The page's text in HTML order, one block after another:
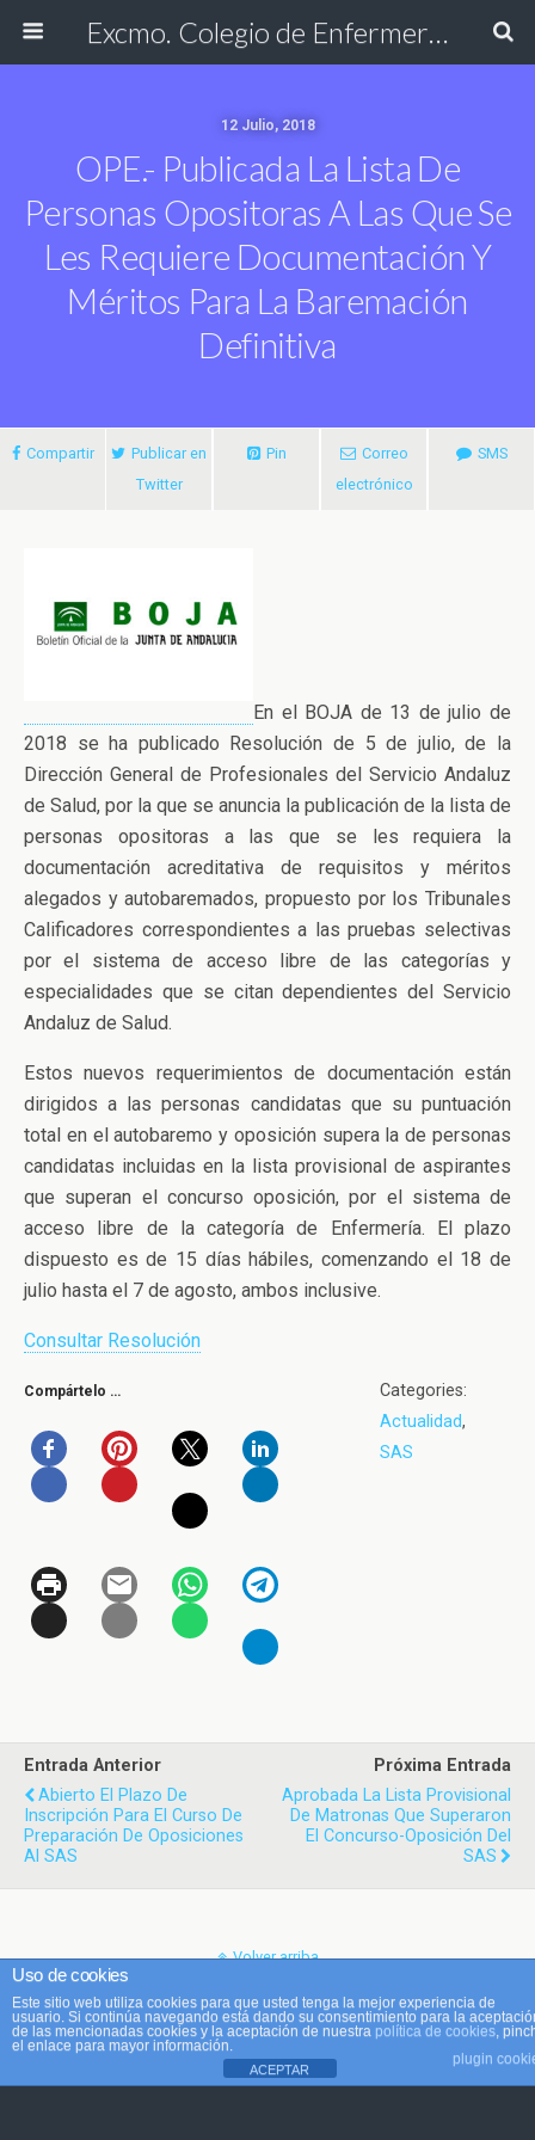
Excmo. Colegio de Enfermería de Cádiz
12 Julio, 2018
OPE.- Publicada La Lista De
Personas Opositoras A Las Que Se
Les Requiere Documentación Y
Méritos Para La Baremación
Definitiva
Compartir
Publicar en
Twitter
Pin
Correo
electrónico
SMS
En el BOJA de 13 de julio de
2018 se ha publicado Resolución de 5 de julio, de la
Dirección General de Profesionales del Servicio Andaluz
de Salud, por la que se anuncia la publicación de la lista de
personas opositoras a las que se les requiera la
documentación acreditativa de requisitos y méritos
alegados y autobaremados, propuesto por los Tribunales
Calificadores correspondientes a las pruebas selectivas
por el sistema de acceso libre de las categorías y
especialidades que se citan dependientes del Servicio
Andaluz de Salud.
Estos nuevos requerimientos de documentación están
dirigidos a las personas candidatas que su puntuación
total en el autobaremo y oposición supera la de personas
candidatas incluidas en la lista provisional de aspirantes
que superan el concurso oposición, por el sistema de
acceso libre de la categoría de Enfermería. El plazo
dispuesto es de 15 días hábiles, comenzando el 18 de
julio hasta el 7 de agosto, ambos inclusive.
Consultar Resolución
Compártelo …
Categories:
Actualidad,
SAS
Entrada Anterior
Abierto El Plazo De
Inscripción Para El Curso De
Preparación De Oposiciones
Al SAS
Próxima Entrada
Aprobada La Lista Provisional
De Matronas Que Superaron
El Concurso-Oposición Del
SAS
Volver arriba
Móvil Escritorio
Uso de cookies
Este sitio web utiliza cookies para que usted tenga la mejor experiencia de
usuario. Si continúa navegando está dando su consentimiento para la
de las mencionadas cookies y la aceptación de nuestra política de cookies ,
el enlace para mayor información.
plugin
ACEPTAR